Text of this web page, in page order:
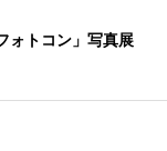
ォトコン」写真展